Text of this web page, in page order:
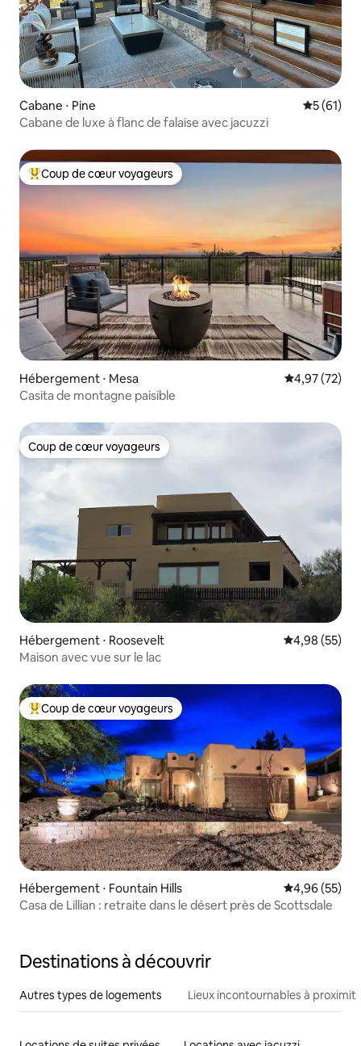
Cabane ⋅ Pine
5 (61)
Cabane de luxe à flanc de falaise avec jacuzzi
Coups de cœur voyageurs les plus appréciés
Coup de cœur voyageurs
Hébergement ⋅ Mesa Évaluation
4,97 (72)
Casita de montagne paisible
Coup de cœur voyageurs
Coup de cœur voyageurs
Hébergement ⋅ Roosevelt Évaluation
4,98 (55)
Maison avec vue sur le lac
Coups de cœur voyageurs les plus appréciés
Coup de cœur voyageurs
Hébergement ⋅ Fountain Hills Évaluation
4,96 (55)
Casa de Lillian : retraite dans le désert près de Scottsdale
Destinations à découvrir
Autres types de logements Lieux incontournables à